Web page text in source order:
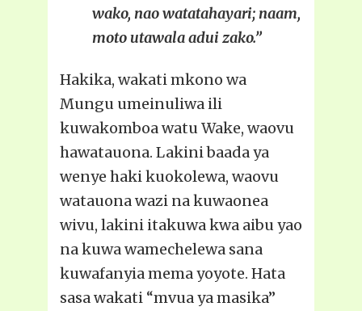
wako, nao watatahayari; naam,
moto utawala adui zako.”
Hakika, wakati mkono wa
Mungu umeinuliwa ili
kuwakomboa watu Wake, waovu
hawatauona. Lakini baada ya
wenye haki kuokolewa, waovu
watauona wazi na kuwaonea
wivu, lakini itakuwa kwa aibu yao
na kuwa wamechelewa sana
kuwafanyia mema yoyote. Hata
sasa wakati “mvua ya masika”